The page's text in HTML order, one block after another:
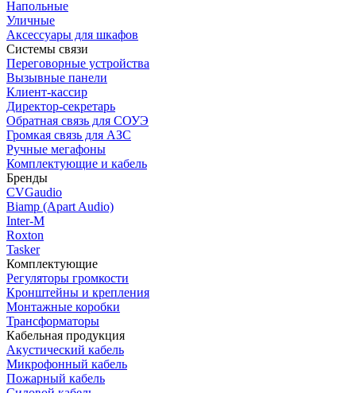
Напольные
Уличные
Аксессуары для шкафов
Системы связи
Переговорные устройства
Вызывные панели
Клиент-кассир
Директор-секретарь
Обратная связь для СОУЭ
Громкая связь для АЗС
Ручные мегафоны
Комплектующие и кабель
Бренды
CVGaudio
Biamp (Apart Audio)
Inter-M
Roxton
Tasker
Комплектующие
Регуляторы громкости
Кронштейны и крепления
Монтажные коробки
Трансформаторы
Кабельная продукция
Акустический кабель
Микрофонный кабель
Пожарный кабель